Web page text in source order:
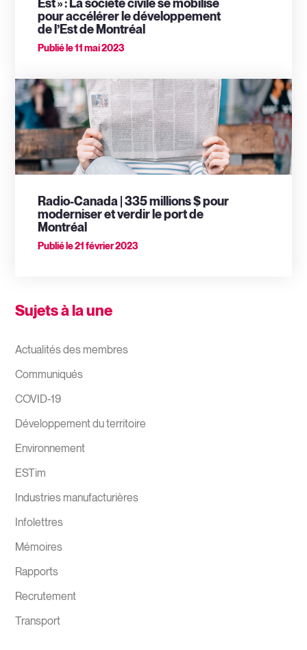
Est » : La société civile se mobilise
pour accélérer le développement
de l’Est de Montréal
Publié le11 mai 2023
Radio-Canada | 335 millions $ pour
moderniser et verdir le port de
Montréal
Publié le21 février 2023
Sujets à la une
Actualités des membres
Communiqués
COVID-19
Développement du territoire
Environnement
ESTim
Industries manufacturières
Infolettres
Mémoires
Rapports
Recrutement
Transport